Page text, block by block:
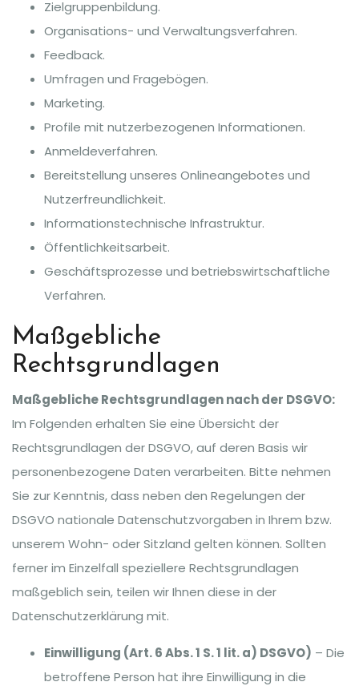
Zielgruppenbildung.
Organisations- und Verwaltungsverfahren.
Feedback.
Umfragen und Fragebögen.
Marketing.
Profile mit nutzerbezogenen Informationen.
Anmeldeverfahren.
Bereitstellung unseres Onlineangebotes und
Nutzerfreundlichkeit.
Informationstechnische Infrastruktur.
Öffentlichkeitsarbeit.
Geschäftsprozesse und betriebswirtschaftliche
Verfahren.
Maßgebliche
Rechtsgrundlagen
Maßgebliche Rechtsgrundlagen nach der DSGVO:
Im Folgenden erhalten Sie eine Übersicht der
Rechtsgrundlagen der DSGVO, auf deren Basis wir
personenbezogene Daten verarbeiten. Bitte nehmen
Sie zur Kenntnis, dass neben den Regelungen der
DSGVO nationale Datenschutzvorgaben in Ihrem bzw.
unserem Wohn- oder Sitzland gelten können. Sollten
ferner im Einzelfall speziellere Rechtsgrundlagen
maßgeblich sein, teilen wir Ihnen diese in der
Datenschutzerklärung mit.
Einwilligung (Art. 6 Abs. 1 S. 1 lit. a) DSGVO) – Die
betroffene Person hat ihre Einwilligung in die